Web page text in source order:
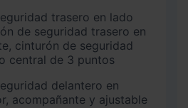
de seguridad trasero en
cinturón de seguridad
central de 3 puntos
acompañante y ajustable